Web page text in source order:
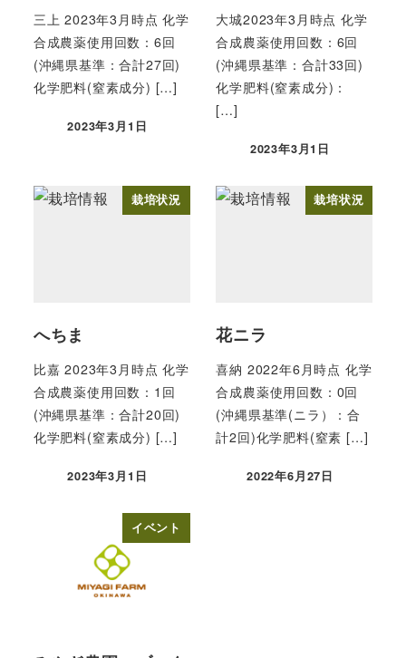
三上 2023年3月時点 化学
合成農薬使用回数：6回
(沖縄県基準：合計27回)
化学肥料(窒素成分) […]
投稿日
2023年3月1日
大城2023年3月時点 化学
合成農薬使用回数：6回
(沖縄県基準：合計33回)
化学肥料(窒素成分)：
[…]
投稿日
2023年3月1日
栽培状況
へちま
比嘉 2023年3月時点 化学
合成農薬使用回数：1回
(沖縄県基準：合計20回)
化学肥料(窒素成分) […]
投稿日
2023年3月1日
栽培状況
花ニラ
喜納 2022年6月時点 化学
合成農薬使用回数：0回
(沖縄県基準(ニラ）：合
計2回)化学肥料(窒素 […]
投稿日
2022年6月27日
イベント